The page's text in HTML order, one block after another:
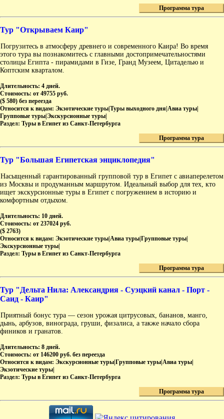
Программа тура
Тур "Открываем Каир"
Погрузитесь в атмосферу древнего и современного Каира! Во время
этого тура вы познакомитесь с главными достопримечательностями
столицы Египта - пирамидами в Гизе, Гранд Музеем, Цитаделью и
Коптским кварталом.
Длительность: 4 дней.
Стоимость: от 49755 руб.
($ 580) без переезда
Относится к видам: Экзотические туры|Туры выходного дня|Авиа туры|
Групповые туры|Экскурсионные туры|
Раздел: Туры в Египет из Санкт-Петербурга
Программа тура
Тур "Большая Египетская энциклопедия"
Насыщенный гарантированный групповой тур в Египет с авиаперелетом
из Москвы и продуманным маршрутом. Идеальный выбор для тех, кто
ищет экскурсионные туры в Египет с погружением в историю и
комфортным отдыхом.
Длительность: 10 дней.
Стоимость: от 237024 руб.
($ 2763)
Относится к видам: Экзотические туры|Авиа туры|Групповые туры|
Экскурсионные туры|
Раздел: Туры в Египет из Санкт-Петербурга
Программа тура
Тур "Дельта Нила: Александрия - Суэцкий канал - Порт -
Саид - Каир"
Приятный бонус тура — сезон урожая цитрусовых, бананов, манго,
дынь, арбузов, винограда, груши, физалиса, а также начало сбора
фиников и гранатов.
Длительность: 8 дней.
Стоимость: от 146200 руб. без переезда
Относится к видам: Экскурсионные туры|Групповые туры|Авиа туры|
Экзотические туры|
Раздел: Туры в Египет из Санкт-Петербурга
Программа тура